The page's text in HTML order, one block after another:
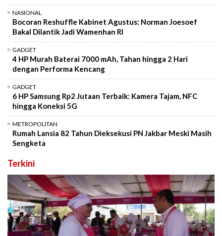
NASIONAL
Bocoran Reshuffle Kabinet Agustus: Norman Joesoef
Bakal Dilantik Jadi Wamenhan RI
GADGET
4 HP Murah Baterai 7000 mAh, Tahan hingga 2 Hari
dengan Performa Kencang
GADGET
6 HP Samsung Rp2 Jutaan Terbaik: Kamera Tajam, NFC
hingga Koneksi 5G
METROPOLITAN
Rumah Lansia 82 Tahun Dieksekusi PN Jakbar Meski Masih
Sengketa
Terkini